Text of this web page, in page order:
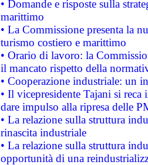
• Domande e risposte sulla
marittimo
• La Commissione presenta la
turismo costiero e marittimo
• Orario di lavoro: la
il mancato rispetto della
• Cooperazione industriale: un
• Il vicepresidente Tajani si
dare impulso alla ripresa delle
• La relazione sulla struttura
rinascita industriale
• La relazione sulla struttura
opportunità di una